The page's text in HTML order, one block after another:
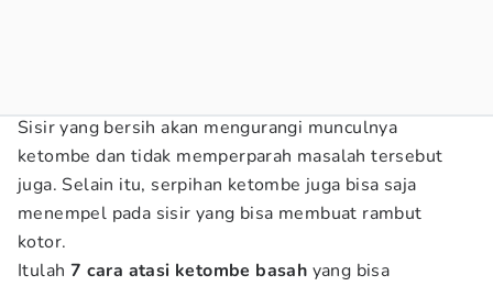
Sisir yang bersih akan mengurangi munculnya
ketombe dan tidak memperparah masalah tersebut
juga. Selain itu, serpihan ketombe juga bisa saja
menempel pada sisir yang bisa membuat rambut
kotor.
Itulah 7 cara atasi ketombe basah yang bisa